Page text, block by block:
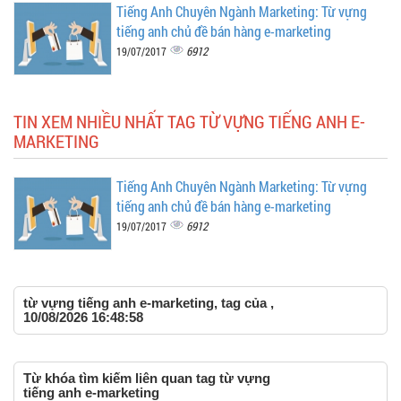
Tiếng Anh Chuyên Ngành Marketing: Từ vựng
tiếng anh chủ đề bán hàng e-marketing
19/07/2017 6912
TIN XEM NHIỀU NHẤT TAG TỪ VỰNG TIẾNG ANH E-
MARKETING
Tiếng Anh Chuyên Ngành Marketing: Từ vựng
tiếng anh chủ đề bán hàng e-marketing
19/07/2017 6912
từ vựng tiếng anh e-marketing, tag của ,
10/08/2026 16:48:58
Từ khóa tìm kiếm liên quan tag từ vựng
tiếng anh e-marketing